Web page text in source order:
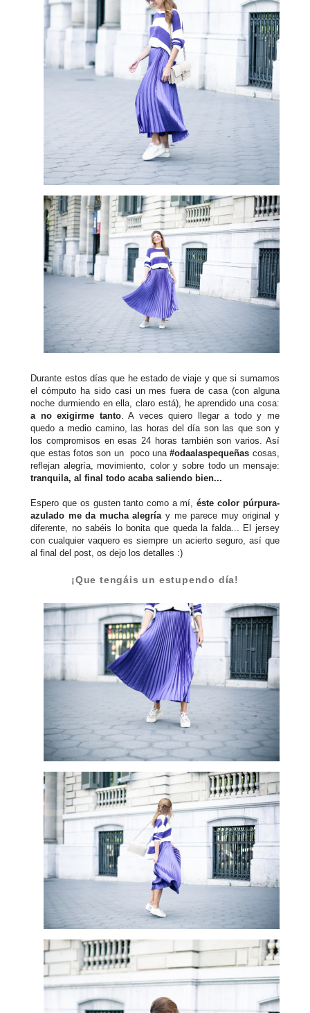
Durante estos días que he estado de viaje y que si sumamos
el cómputo ha sido casi un mes fuera de casa (con alguna
noche durmiendo en ella, claro está), he aprendido una cosa:
a no exigirme tanto. A veces quiero llegar a todo y me
quedo a medio camino, las horas del día son las que son y
los compromisos en esas 24 horas también son varios. Así
que estas fotos son un poco una#odaalaspequeñas cosas,
reflejan alegría, movimiento, color y sobre todo un mensaje:
tranquila, al final todo acaba saliendo bien...
Espero que os gusten tanto como a mí,éste color púrpura-
azulado me da mucha alegríay me parece muy original y
diferente, no sabéis lo bonita que queda la falda... El jersey
con cualquier vaquero es siempre un acierto seguro, así que
al final del post, os dejo los detalles :)
¡Que tengáis un estupendo día!